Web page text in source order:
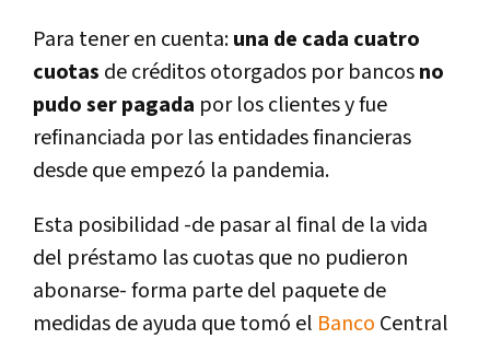
Para tener en cuenta:una de cada cuatro
cuotas de créditos otorgados por bancosno
pudo ser pagada por los clientes y fue
refinanciada por las entidades financieras
desde que empezó la pandemia.
Esta posibilidad -de pasar al final de la vida
del préstamo las cuotas que no pudieron
abonarse- forma parte del paquete de
medidas de ayuda que tomó el Banco Central